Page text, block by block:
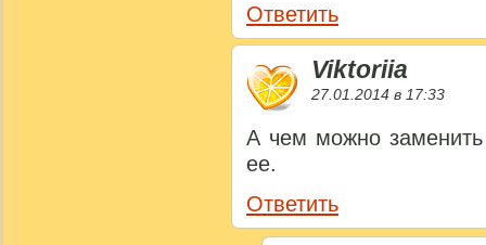
Ответить
Viktoriia
27.01.2014 в 17:33
А чем можно
ее.
Ответить